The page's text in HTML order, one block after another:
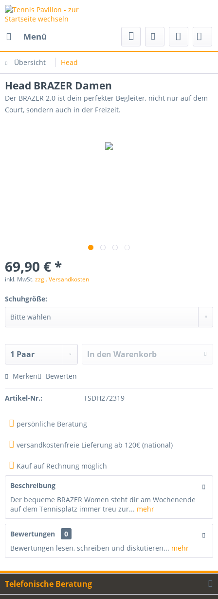
Menü
Übersicht Head
Head BRAZER Damen
Der BRAZER 2.0 ist dein perfekter Begleiter, nicht nur auf dem
Court, sondern auch in der Freizeit.
69,90 € *
inkl. MwSt.zzgl. Versandkosten
Schuhgröße:
In den Warenkorb
Merken Bewerten
Artikel-Nr.: TSDH272319
persönliche Beratung
versandkostenfreie Lieferung ab 120€ (national)
Kauf auf Rechnung möglich
Beschreibung
Der bequeme BRAZER Women steht dir am Wochenende
auf dem Tennisplatz immer treu zur... mehr
Bewertungen
0
Bewertungen lesen, schreiben und diskutieren... mehr
Telefonische Beratung